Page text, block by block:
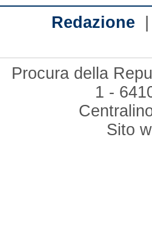
Redazione
Procura della
1 -
Sito